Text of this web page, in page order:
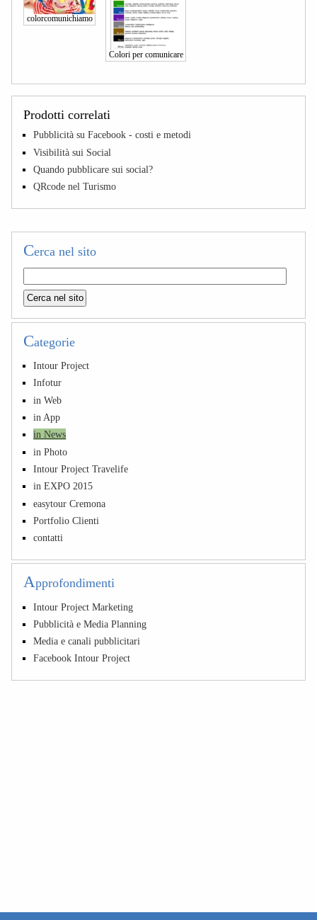
colorcomunichiamo
Colori per comunicare
Prodotti correlati
Pubblicità su Facebook - costi e metodi
Visibilità sui Social
Quando pubblicare sui social?
QRcode nel Turismo
Cerca nel sito
Categorie
Intour Project
Infotur
in Web
in App
in News
in Photo
Intour Project Travelife
in EXPO 2015
easytour Cremona
Portfolio Clienti
contatti
Approfondimenti
Intour Project Marketing
Pubblicità e Media Planning
Media e canali pubblicitari
Facebook Intour Project